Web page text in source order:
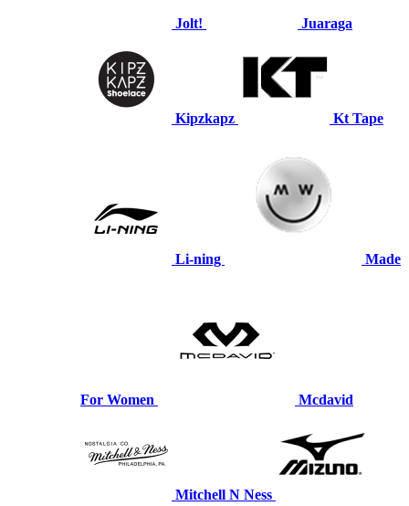
Jolt! Juaraga
Kipzkapz Kt Tape
Li-ning Made
For Women Mcdavid
Mitchell N Ness